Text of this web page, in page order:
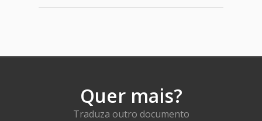
Quer mais?
Traduza outro documento